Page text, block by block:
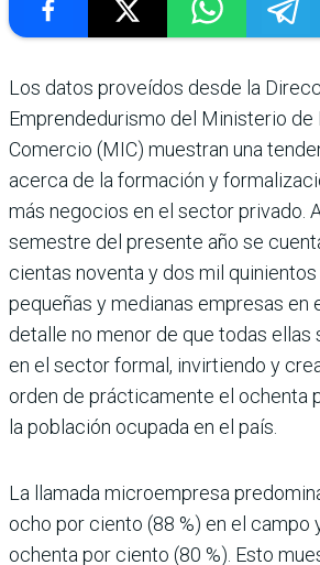
Los datos proveídos desde la
Emprendedu­rismo del Ministerio de
Comercio (MIC) muestran una
acerca de la formación y
más negocios en el sector privado.
semes­tre del presente año se
cientas noventa y dos mil
pequeñas y medianas empresas en
detalle no menor de que todas ellas
en el sector formal, invirtiendo y
orden de prácticamente el ochenta
la población ocupada en el país.
La llamada microempresa
ocho por ciento (88 %) en el campo
ochenta por ciento (80 %). Esto